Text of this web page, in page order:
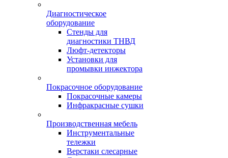
Диагностическое
оборудование
Стенды для
диагностики ТНВД
Люфт-детекторы
Установки для
промывки инжектора
Покрасочное оборудование
Покрасочные камеры
Инфракрасные сушки
Производственная мебель
Инструментальные
тележки
Верстаки слесарные